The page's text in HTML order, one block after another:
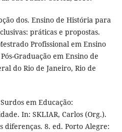
dos. Ensino de História para
práticas e propostas.
Profissional em Ensino
Graduação em Ensino de
do Rio de Janeiro, Rio de
em Educação:
In: SKLIAR, Carlos (Org.).
diferenças. 8. ed. Porto Alegre: